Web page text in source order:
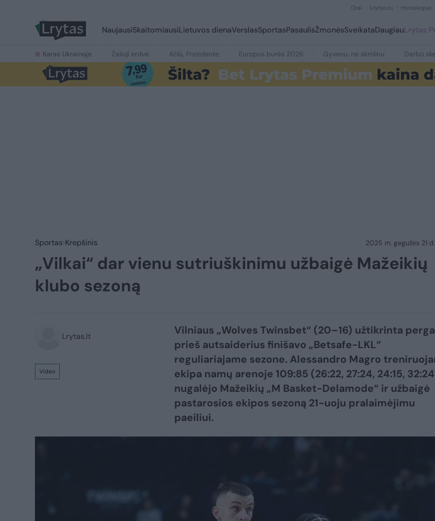
Orai Lrytas.tv Horoskopai
NaujausiSkaitomiausiLietuvos dienaVerslasSportasPasaulisŽmonėsSveikataDaugiauLrytas
Karas Ukrainoje Žalioji erdvė Ačiū, Prezidente Europos burės 2026 Gyvenu, ne skrolinu Darbo
Sportas Krepšinis 2025 m. gegužės 21
„Vilkai“ dar vienu sutriuškinimu užbaigė Mažeikių
klubo sezoną
Lrytas.lt
Video
Vilniaus „Wolves Twinsbet“ (20–16) užtikrinta
prieš autsaiderius finišavo „Betsafe-LKL“
reguliariajame sezone. Alessandro Magro
ekipa namų arenoje 109:85 (26:22, 27:24, 24:15,
nugalėjo Mažeikių „M Basket-Delamode“ ir užbaigė
pastarosios ekipos sezoną 21-uoju pralaimėjimu
paeiliui.